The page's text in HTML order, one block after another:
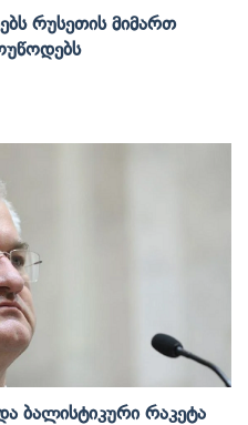
Რუსეთის Მიმართ
Ბალისტიკური Რაკეტა